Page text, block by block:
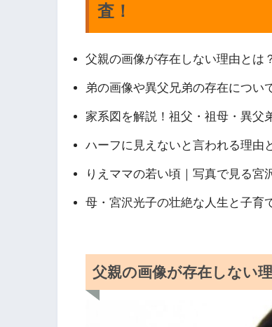
査！
父親の画像が存在しない理由とは
弟の画像や異父兄弟の存在につい
家系図を解説！祖父・祖母・異父
ハーフに見えないと言われる理由
りえママの若い頃｜写真で見る宮
母・宮沢光子の壮絶な人生と子育
父親の画像が存在しない